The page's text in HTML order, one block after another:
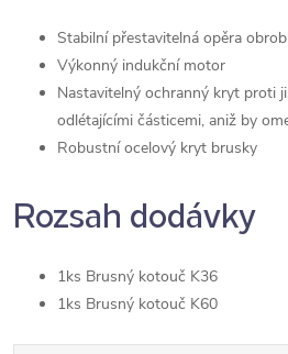
Stabilní přestavitelná opěra
Výkonný indukční motor
Nastavitelný ochranný kryt proti
odlétajícími částicemi, aniž by
Robustní ocelový kryt brusky
Rozsah dodávky
1ks Brusný kotouč K36
1ks Brusný kotouč K60